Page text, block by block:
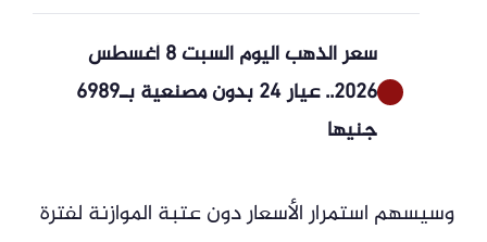
سعر الذهب اليوم السبت 8 أغسطس
2026.. عيار 24 بدون مصنعية بـ6989
جنيها
وسيسهم استمرار الأسعار دون عتبة الموازنة لفترة